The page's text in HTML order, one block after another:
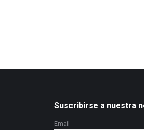
Suscribirse a nuestra
Email